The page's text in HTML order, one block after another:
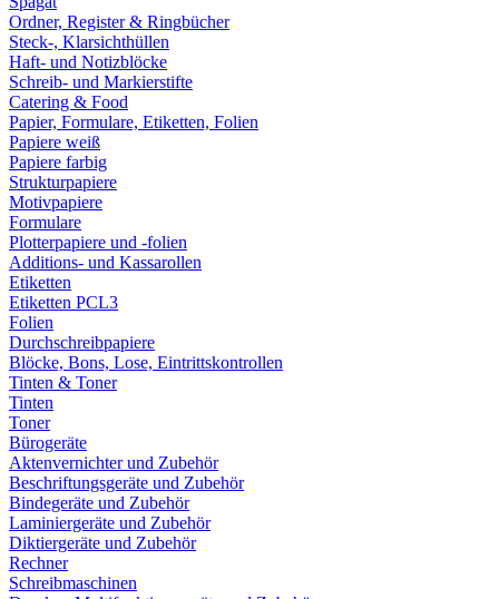
Ordner, Register & Ringbücher
Steck-, Klarsichthüllen
Haft- und Notizblöcke
Schreib- und Markierstifte
Catering & Food
Papier, Formulare, Etiketten, Folien
Papiere weiß
Papiere farbig
Strukturpapiere
Motivpapiere
Formulare
Plotterpapiere und -folien
Additions- und Kassarollen
Etiketten
Etiketten PCL3
Folien
Durchschreibpapiere
Blöcke, Bons, Lose, Eintrittskontrollen
Tinten & Toner
Tinten
Toner
Bürogeräte
Aktenvernichter und Zubehör
Beschriftungsgeräte und Zubehör
Bindegeräte und Zubehör
Laminiergeräte und Zubehör
Diktiergeräte und Zubehör
Rechner
Schreibmaschinen